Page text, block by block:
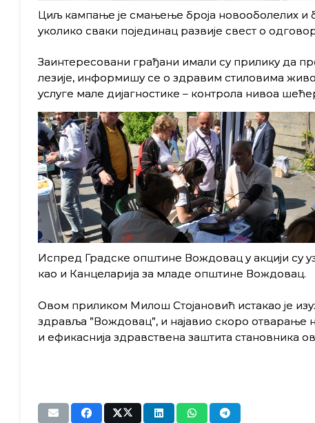
Циљ кампање је смањење броја новооболелих и
уколико сваки појединац развије свест о
Заинтересовани грађани имали су прилику да
лезије, информишу се о здравим стиловима
услуге мале дијагностике – контрола нивоа
Испред Градске општине Вождовац у акцији су
као и Канцеларија за младе општине Вождовац.
Овом приликом Милош Стојановић истакао је
здравља ”Вождовац”, и најавио скоро отварање
и ефикаснија здравствена заштита становника